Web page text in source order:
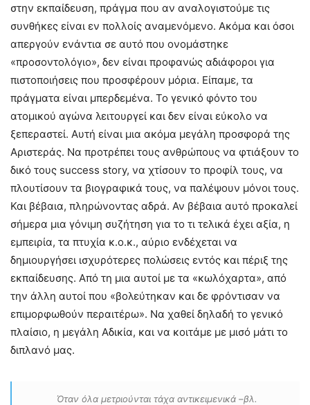
στην εκπαίδευση, πράγμα που αν αναλογιστούμε τις
συνθήκες είναι εν πολλοίς αναμενόμενο. Ακόμα και όσοι
απεργούν ενάντια σε αυτό που ονομάστηκε
«προσοντολόγιο», δεν είναι προφανώς αδιάφοροι για
πιστοποιήσεις που προσφέρουν μόρια. Είπαμε, τα
πράγματα είναι μπερδεμένα. Το γενικό φόντο του
ατομικού αγώνα λειτουργεί και δεν είναι εύκολο να
ξεπεραστεί. Αυτή είναι μια ακόμα μεγάλη προσφορά της
Αριστεράς. Να προτρέπει τους ανθρώπους να φτιάξουν το
δικό τους success story, να χτίσουν το προφίλ τους, να
πλουτίσουν τα βιογραφικά τους, να παλέψουν μόνοι τους.
Και βέβαια, πληρώνοντας αδρά. Αν βέβαια αυτό προκαλεί
σήμερα μια γόνιμη συζήτηση για το τι τελικά έχει αξία, η
εμπειρία, τα πτυχία κ.ο.κ., αύριο ενδέχεται να
δημιουργήσει ισχυρότερες πολώσεις εντός και πέριξ της
εκπαίδευσης. Από τη μια αυτοί με τα «κωλόχαρτα», από
την άλλη αυτοί που «βολεύτηκαν και δε φρόντισαν να
επιμορφωθούν περαιτέρω». Να χαθεί δηλαδή το γενικό
πλαίσιο, η μεγάλη Αδικία, και να κοιτάμε με μισό μάτι το
διπλανό μας.
Όταν όλα μετριούνται τάχα αντικειμενικά –βλ.